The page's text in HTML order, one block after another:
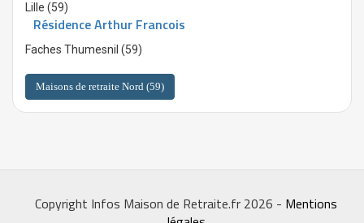
Lille (59)
Résidence Arthur Francois
Faches Thumesnil (59)
Maisons de retraite Nord (59)
Copyright Infos Maison de Retraite.fr 2026 - Mentions